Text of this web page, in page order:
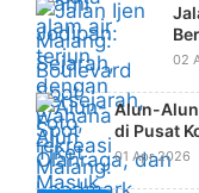
02
Alun-Alun
di Pusat
01 Apr 2026